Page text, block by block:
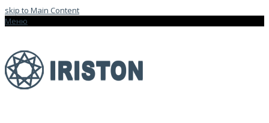
skip to Main Content
Меню